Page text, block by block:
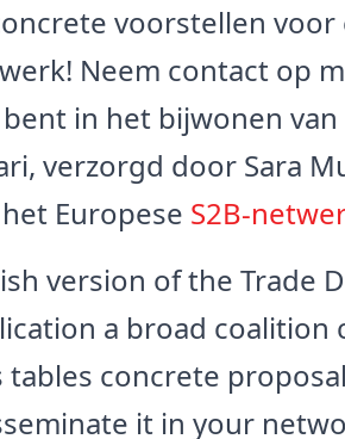
voorstellen
Neem contact op
in het bijwonen
verzorgd door Sara
Europese S2B-
version of the Trade
a broad
tables concrete
it in your